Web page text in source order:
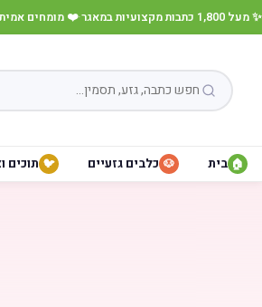
✨ מעל 1,800 כתבות מקצועיות במאגר ·❤️ מומחים
🏠 בית 🐶 כלבים גזעיים 🐦 תוכים